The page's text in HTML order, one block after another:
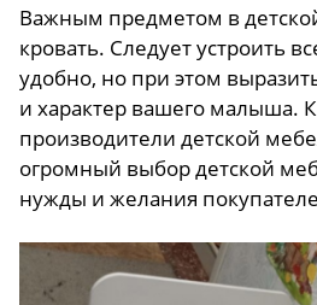
Важным предметом в
кровать. Следует устроить
удобно, но при этом
и характер вашего малыша. К
производители детской
огромный выбор детской
нужды и желания